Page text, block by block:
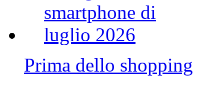
Prima dello shopping